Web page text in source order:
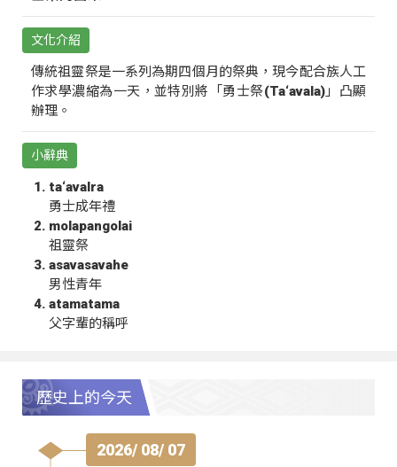
文化介紹
傳統祖靈祭是一系列為期四個月的祭典，現今配合族人工
作求學濃縮為一天，並特別將「勇士祭(Ta‘avala)」凸顯
辦理。
小辭典
ta‘avalra
勇士成年禮
molapangolai
祖靈祭
asavasavahe
男性青年
atamatama
父字輩的稱呼
歷史上的今天
2026/ 08/ 07